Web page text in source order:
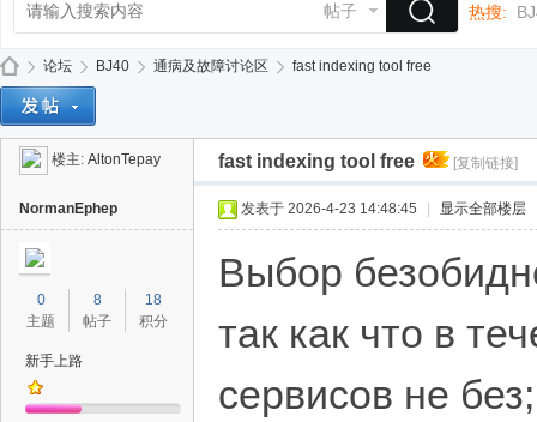
帖子 热搜:
»
论坛
›
BJ40
›
通病及故障讨论区
›
fast indexing tool free
楼主: AltonTepay fast indexing tool free [复制链接]
NormanEphep
0
主题
8
帖子
18
积分
新手上路
发表于 2026-4-23 14:48:45 显示全部楼层
Выбор
так как что в
сервисов не